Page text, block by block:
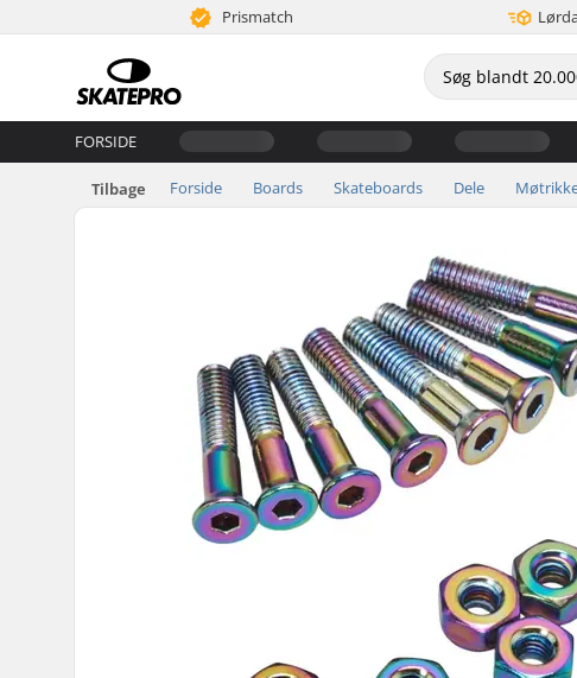
Prismatch
FORSIDE
Tilbage Forside Boards Skateboards Dele